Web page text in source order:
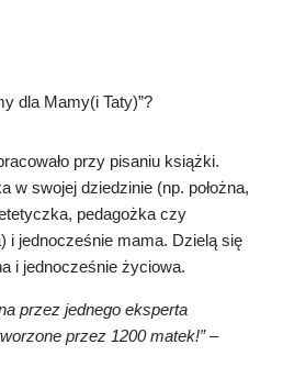
dla Mamy(i Taty)”?
przy pisaniu książki.
w swojej dziedzinie (np. położna,
pedagożka czy
i jednocześnie mama. Dzielą się
i jednocześnie życiowa.
przez jednego eksperta
przez 1200 matek!”–